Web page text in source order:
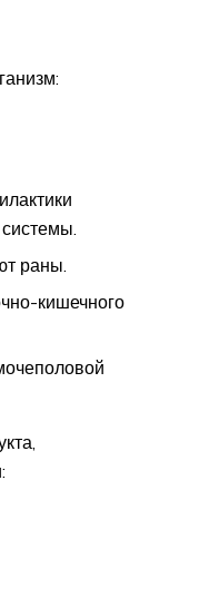
раны.
кишечного